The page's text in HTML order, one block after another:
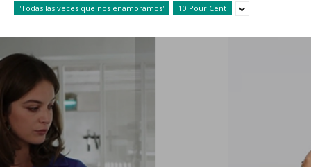
'Todas las veces que nos enamoramos' 10 Pour Cent